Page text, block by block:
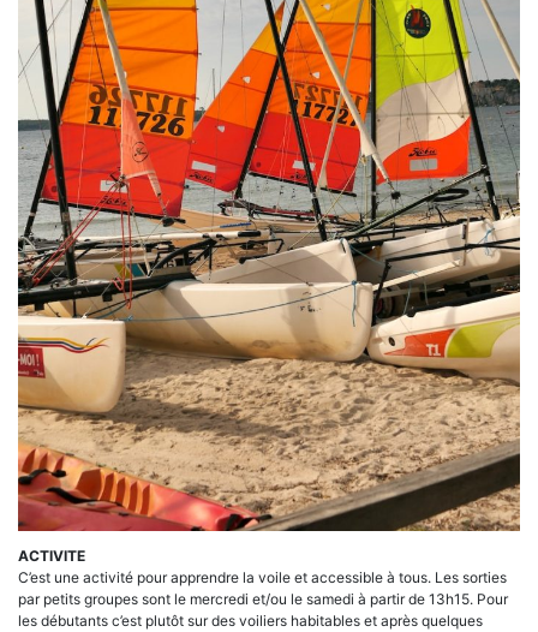
ACTIVITE
C’est une activité pour apprendre la voile et accessible à tous. Les sorties
par petits groupes sont le mercredi et/ou le samedi à partir de 13h15. Pour
les débutants c’est plutôt sur des voiliers habitables et après quelques